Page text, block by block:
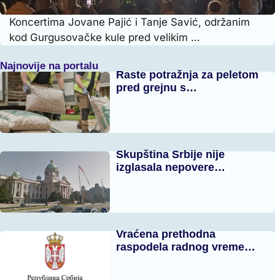
Koncertima Jovane Pajić i Tanje Savić, održanim
kod Gurgusovačke kule pred velikim …
Najnovije na portalu
Raste potražnja za peletom
pred grejnu s…
Skupština Srbije nije
izglasala nepovere…
Vraćena prethodna
raspodela radnog vreme…